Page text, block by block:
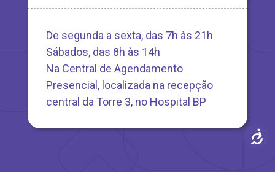
De segunda a sexta, das 7h às 21h
Sábados, das 8h às 14h
Na Central de Agendamento
Presencial, localizada na recepção
central da Torre 3, no Hospital BP